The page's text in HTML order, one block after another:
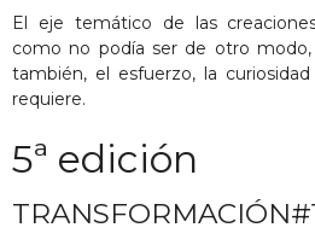
El eje temático de las
como no podía ser de otro modo,
también, el esfuerzo, la
requiere.
5ª edición